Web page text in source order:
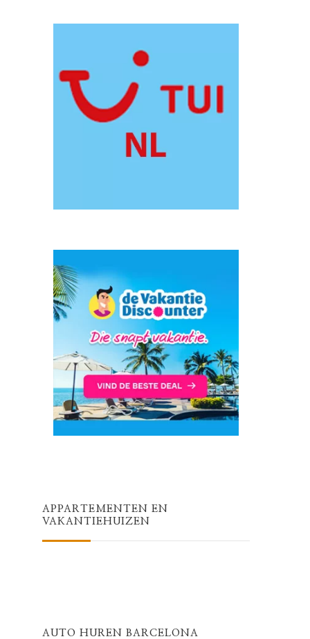
APPARTEMENTEN EN
VAKANTIEHUIZEN
AUTO HUREN BARCELONA